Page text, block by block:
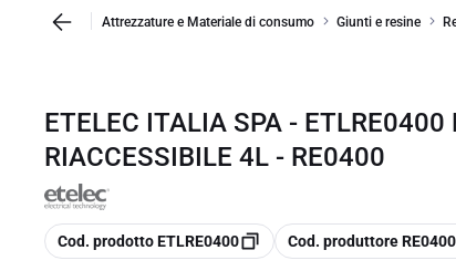
Attrezzature e Materiale di consumo Giunti e resine
ETELEC ITALIA SPA -
RIACCESSIBILE 4L - RE0400
copia
Cod. prodotto ETLRE0400 copia
Cod. produttore RE0400